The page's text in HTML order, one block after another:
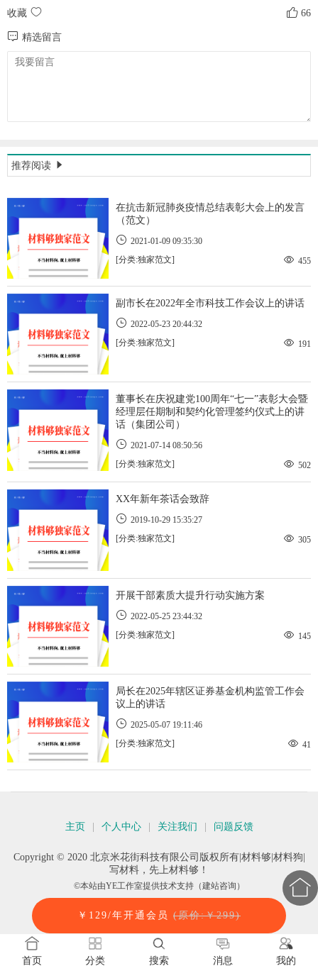
收藏 66
精选留言
推荐阅读
在抗击新冠肺炎疫情总结表彰大会上的发言
（范文）
2021-01-09 09:35:30
[分类:独家范文]
455
副市长在2022年全市科技工作会议上的讲话
2022-05-23 20:44:32
[分类:独家范文]
191
董事长在庆祝建党100周年“七一”表彰大会暨
经理层任期制和契约化管理签约仪式上的讲
话（集团公司）
2021-07-14 08:50:56
[分类:独家范文]
502
XX年新年茶话会致辞
2019-10-29 15:35:27
[分类:独家范文]
305
开展干部素质大提升行动实施方案
2022-05-25 23:44:32
[分类:独家范文]
145
局长在2025年辖区证券基金机构监管工作会
议上的讲话
2025-05-07 19:11:46
[分类:独家范文]
41
主页 个人中心 关注我们 问题反馈
Copyright © 2020 北京米花街科技有限公司版权所有|材料够|材料狗|
写材料，先上材料够！
©本站由YE工作室提供技术支持（建站咨询）
￥129/年开通会员 (原价:￥299)
首页 分类 搜索 消息 我的
0.104732s
